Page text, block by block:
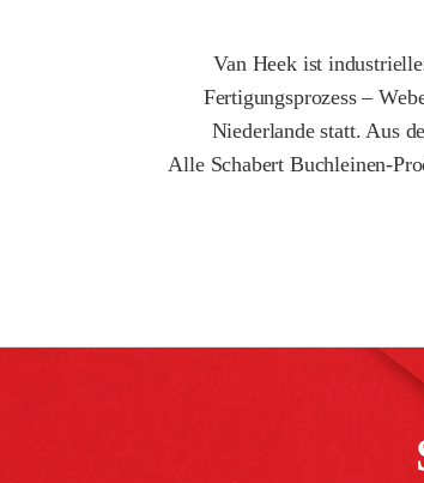
Van Heek ist
Fertigungsprozess –
Niederlande statt. Aus
Alle Schabert Buchleinen-